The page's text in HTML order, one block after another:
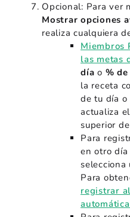
Opcional: Para ver
Mostrar opciones
realiza cualquiera
Miembros
las metas
día o %
la receta
de tu día o
actualiza
superior
Para
en otro
Para
registrar